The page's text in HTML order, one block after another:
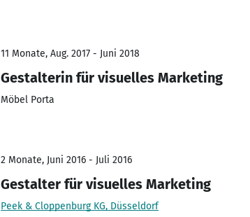
11 Monate, Aug. 2017 - Juni 2018
Gestalterin für visuelles Marketing
Möbel Porta
2 Monate, Juni 2016 - Juli 2016
Gestalter für visuelles Marketing
Peek & Cloppenburg KG, Düsseldorf